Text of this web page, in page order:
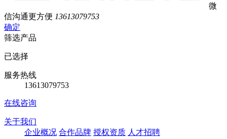
微
信沟通更方便 13613079753
确定
筛选产品
已选择
服务热线
13613079753
在线咨询
关于我们
企业概况 合作品牌 授权资质 人才招聘